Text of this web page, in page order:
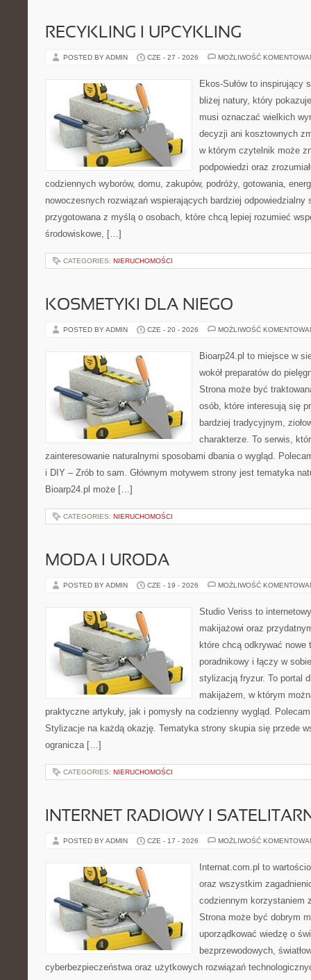
RECYKLING I UPCYKLING
POSTED BY ADMIN CZE - 27 - 2026 MOŻLIWOŚĆ
Ekos-Sułów to inspirujący
bliżej natury, który
musi oznaczać wielkich
decyzji ani kosztownych
w którym czytelnik może
podpowiedzi oraz
codziennych wyborów, domu, zakupów, podróży, gotowania,
nowoczesnych rozwiązań wspierających bardziej odpowiedzialny
przygotowana z myślą o osobach, które chcą lepiej rozumieć
środowiskowe, […]
CATEGORIES: NIERUCHOMOŚCI
KOSMETYKI DLA NIEGO
POSTED BY ADMIN CZE - 20 - 2026 MOŻLIWOŚĆ
Bioarp24.pl to miejsce w
wokół preparatów do
Strona może być
osób, które interesują się
bardziej tradycyjnym,
charakterze. To serwis,
zainteresowanie naturalnymi sposobami dbania o wygląd.
i DIY – Zrób to sam. Głównym motywem strony jest tematyka
Bioarp24.pl może […]
CATEGORIES: NIERUCHOMOŚCI
MODA I URODA
POSTED BY ADMIN CZE - 19 - 2026 MOŻLIWOŚĆ
Studio Veriss to
makijażowi oraz
które chcą odkrywać nowe
poradnikowy i łączy w
stylizacją fryzur. To portal
makijażem, w którym
praktyczne artykuły, jak i pomysły na codzienny wygląd.
Stylizacje na każdą okazję. Tematyka strony skupia się przede
ogranicza […]
CATEGORIES: NIERUCHOMOŚCI
INTERNET RADIOWY I
POSTED BY ADMIN CZE - 17 - 2026 MOŻLIWOŚĆ
Internat.com.pl to
oraz wszystkim
codziennym korzystaniem
Strona może być dobrym
uporządkować wiedzę o
bezprzewodowych,
cyberbezpieczeństwa oraz użytkowych rozwiązań